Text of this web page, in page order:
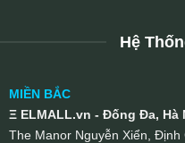
Hệ
MIỀN BẮC
Ξ ELMALL.vn - Đống Đa, Hà
The Manor Nguyễn Xiển, Định